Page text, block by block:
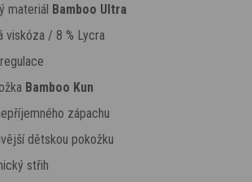
materiál Bamboo Ultra
viskóza / 8 % Lycra
Bamboo Kun
zápachu
dětskou pokožku
střih